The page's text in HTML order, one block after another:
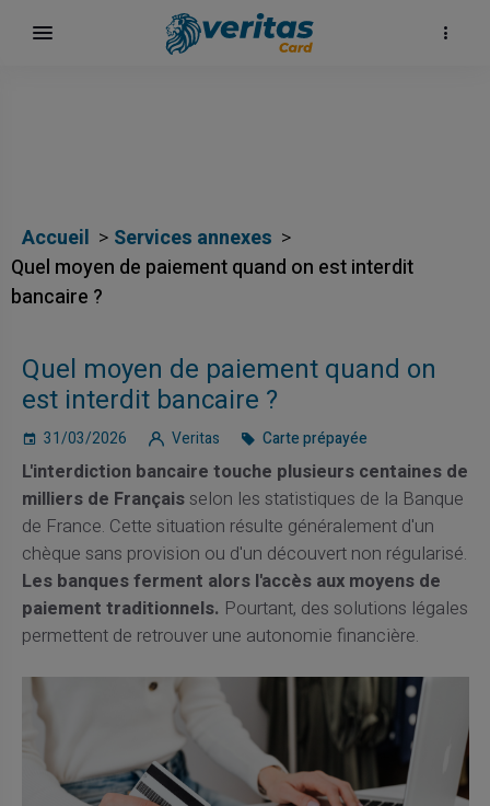
Accueil
Services annexes
Quel moyen de paiement quand on est interdit
bancaire ?
Quel moyen de paiement quand on
est interdit bancaire ?
31/03/2026 Veritas Carte prépayée
L'interdiction bancaire touche plusieurs centaines de
milliers de Françaisselon les statistiques de la Banque
de France. Cette situation résulte généralement d'un
chèque sans provision ou d'un découvert non régularisé.
Les banques ferment alors l'accès aux moyens de
paiement traditionnels. Pourtant, des solutions légales
permettent de retrouver une autonomie financière.